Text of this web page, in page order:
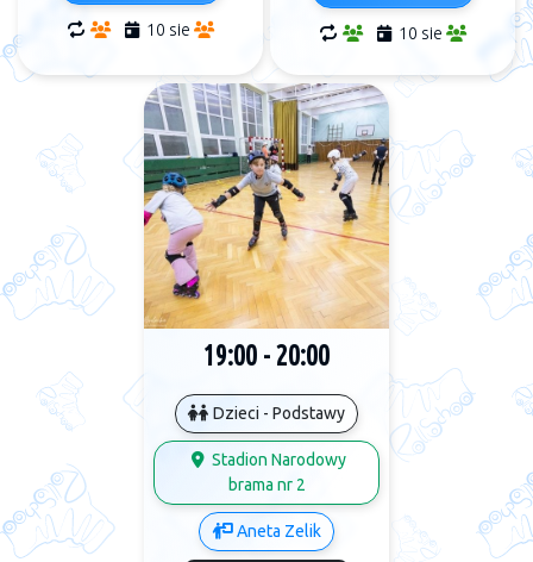
10 sie 10 sie
19:00 - 20:00
Dzieci - Podstawy
Stadion Narodowy
brama nr 2
Aneta Zelik